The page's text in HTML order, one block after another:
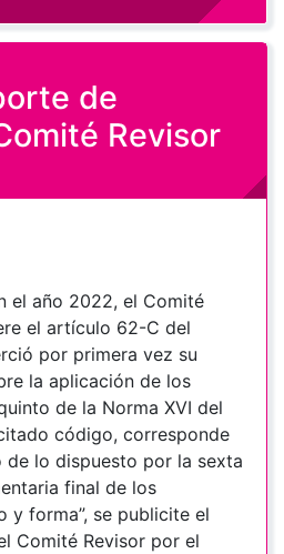
de
Revisor
el año 2022, el Comité
el artículo 62-C del
por primera vez su
la aplicación de los
de la Norma XVI del
código, corresponde
de lo dispuesto por la sexta
final de los
y forma”, se publicite el
Comité Revisor por el